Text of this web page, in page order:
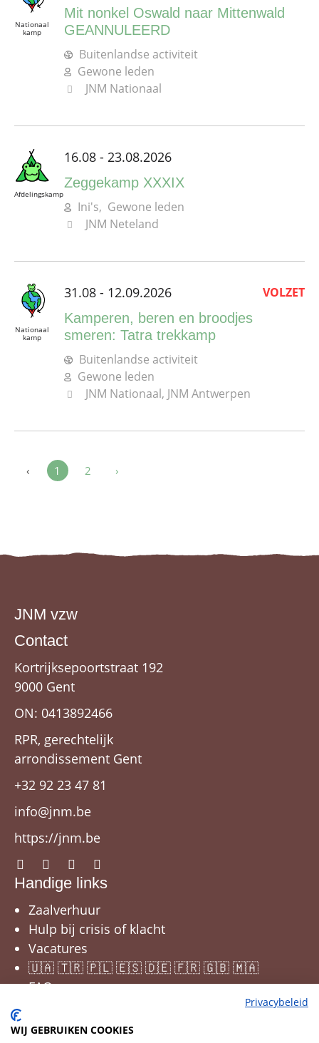
Nationaal
kamp
Mit nonkel Oswald naar Mittenwald
GEANNULEERD
Buitenlandse activiteit
Gewone leden
JNM Nationaal
Afdelingskamp
16.08 - 23.08.2026
Zeggekamp XXXIX
Ini's, Gewone leden
JNM Neteland
Nationaal
kamp
31.08 - 12.09.2026
VOLZET
Kamperen, beren en broodjes
smeren: Tatra trekkamp
Buitenlandse activiteit
Gewone leden
JNM Nationaal, JNM Antwerpen
‹ 1 2 ›
JNM vzw
Contact
Kortrijksepoortstraat 192
9000 Gent
ON: 0413892466
RPR, gerechtelijk
arrondissement Gent
+32 92 23 47 81
info@jnm.be
https://jnm.be
Handige links
Zaalverhuur
Hulp bij crisis of klacht
Vacatures
🇺🇦 🇹🇷 🇵🇱 🇪🇸 🇩🇪 🇫🇷 🇬🇧 🇲🇦
FAQ
Privacybeleid
WIJ GEBRUIKEN COOKIES